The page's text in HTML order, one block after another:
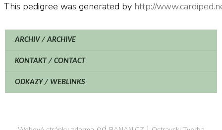
This pedigree was generated by http://
ARCHIV / ARCHIVE
KONTAKT / CONTACT
ODKAZY / WEBLINKS